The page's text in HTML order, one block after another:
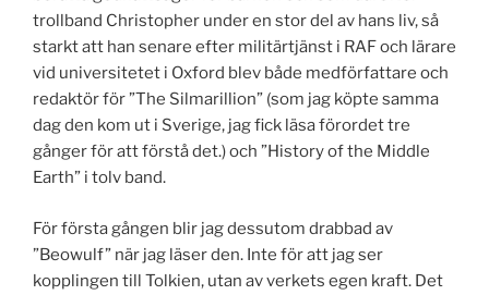
trollband Christopher under en stor del av hans liv, så
starkt att han senare efter militärtjänst i RAF och lärare
vid universitetet i Oxford blev både medförfattare och
redaktör för ”The Silmarillion” (som jag köpte samma
dag den kom ut i Sverige, jag fick läsa förordet tre
gånger för att förstå det.) och ”History of the Middle
Earth” i tolv band.
För första gången blir jag dessutom drabbad av
”Beowulf” när jag läser den. Inte för att jag ser
kopplingen till Tolkien, utan av verkets egen kraft. Det